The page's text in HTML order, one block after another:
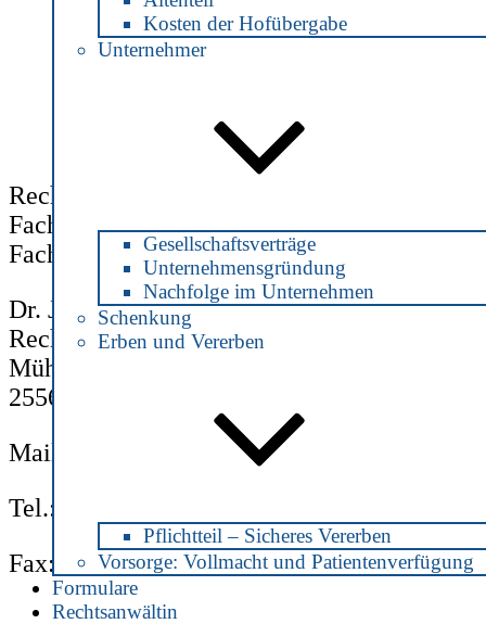
Kosten der Hofübergabe
Unternehmer
Gesellschaftsverträge
Unternehmensgründung
Nachfolge im Unternehmen
Schenkung
Erben und Vererben
Pflichtteil – Sicheres Vererben
Vorsorge: Vollmacht und Patientenverfügung
Formulare
Rechtsanwältin
Rechtsanwältin und Notarin
Fachanwältin für Steuerrecht
Fachanwältin für Verkehrsrecht
Dr. Julia Jonas
Rechtsanwältin und Notarin
Mühlenstraße 2
25560 Schenefeld
Mail:
info@notarin-jonas.de
Tel.: 04892 / 890 8160
Fax: 04892 / 890 8162